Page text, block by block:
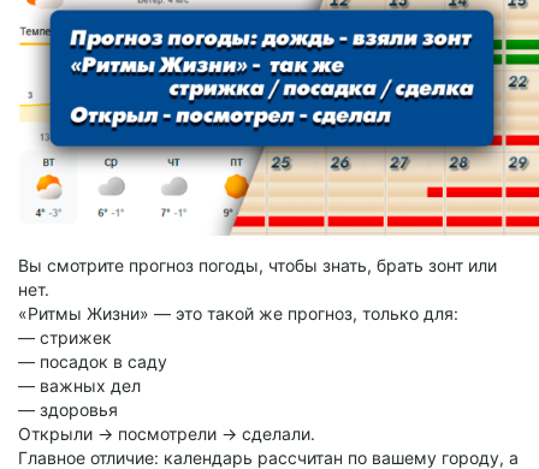
Вы смотрите прогноз погоды, чтобы знать, брать зонт или
нет.
«Ритмы Жизни» — это такой же прогноз, только для:
— стрижек
— посадок в саду
— важных дел
— здоровья
Открыли → посмотрели → сделали.
Главное отличие: календарь рассчитан по вашему городу, а